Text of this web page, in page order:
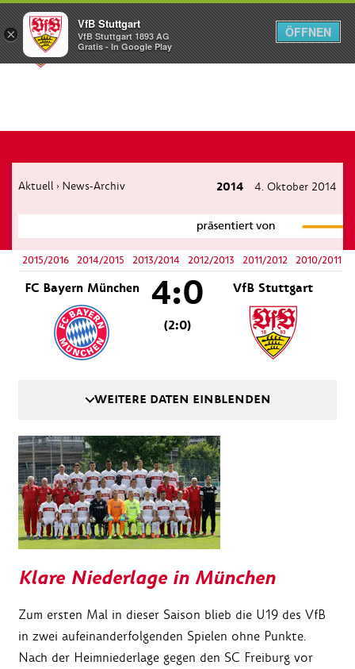
Menü
Aktuell › News-Archiv 2014 4. Oktober 2014
2015/2016 2014/2015 2013/2014 2012/2013 2011/2012 2010/2011
FC Bayern München VfB Stuttgart
4:0
(2:0)
WEITERE DATEN EINBLENDEN
Klare Niederlage in München
Zum ersten Mal in dieser Saison blieb die U19 des VfB
in zwei aufeinanderfolgenden Spielen ohne Punkte.
Nach der Heimniederlage gegen den SC Freiburg vor
×
VfB Stuttgart
VfB Stuttgart 1893 AG
Gratis - In Google Play
ÖFFNEN